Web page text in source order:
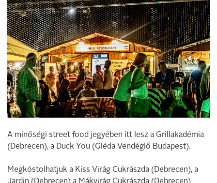
A minőségi street food jegyében itt lesz a Grillakadémia
(Debrecen), a Duck You (Gléda Vendéglő Budapest).
Megkóstolhatjuk a Kiss Virág Cukrászda (Debrecen), a
Jardin (Debrecen) a Mákvirág Cukrászda (Debrecen)